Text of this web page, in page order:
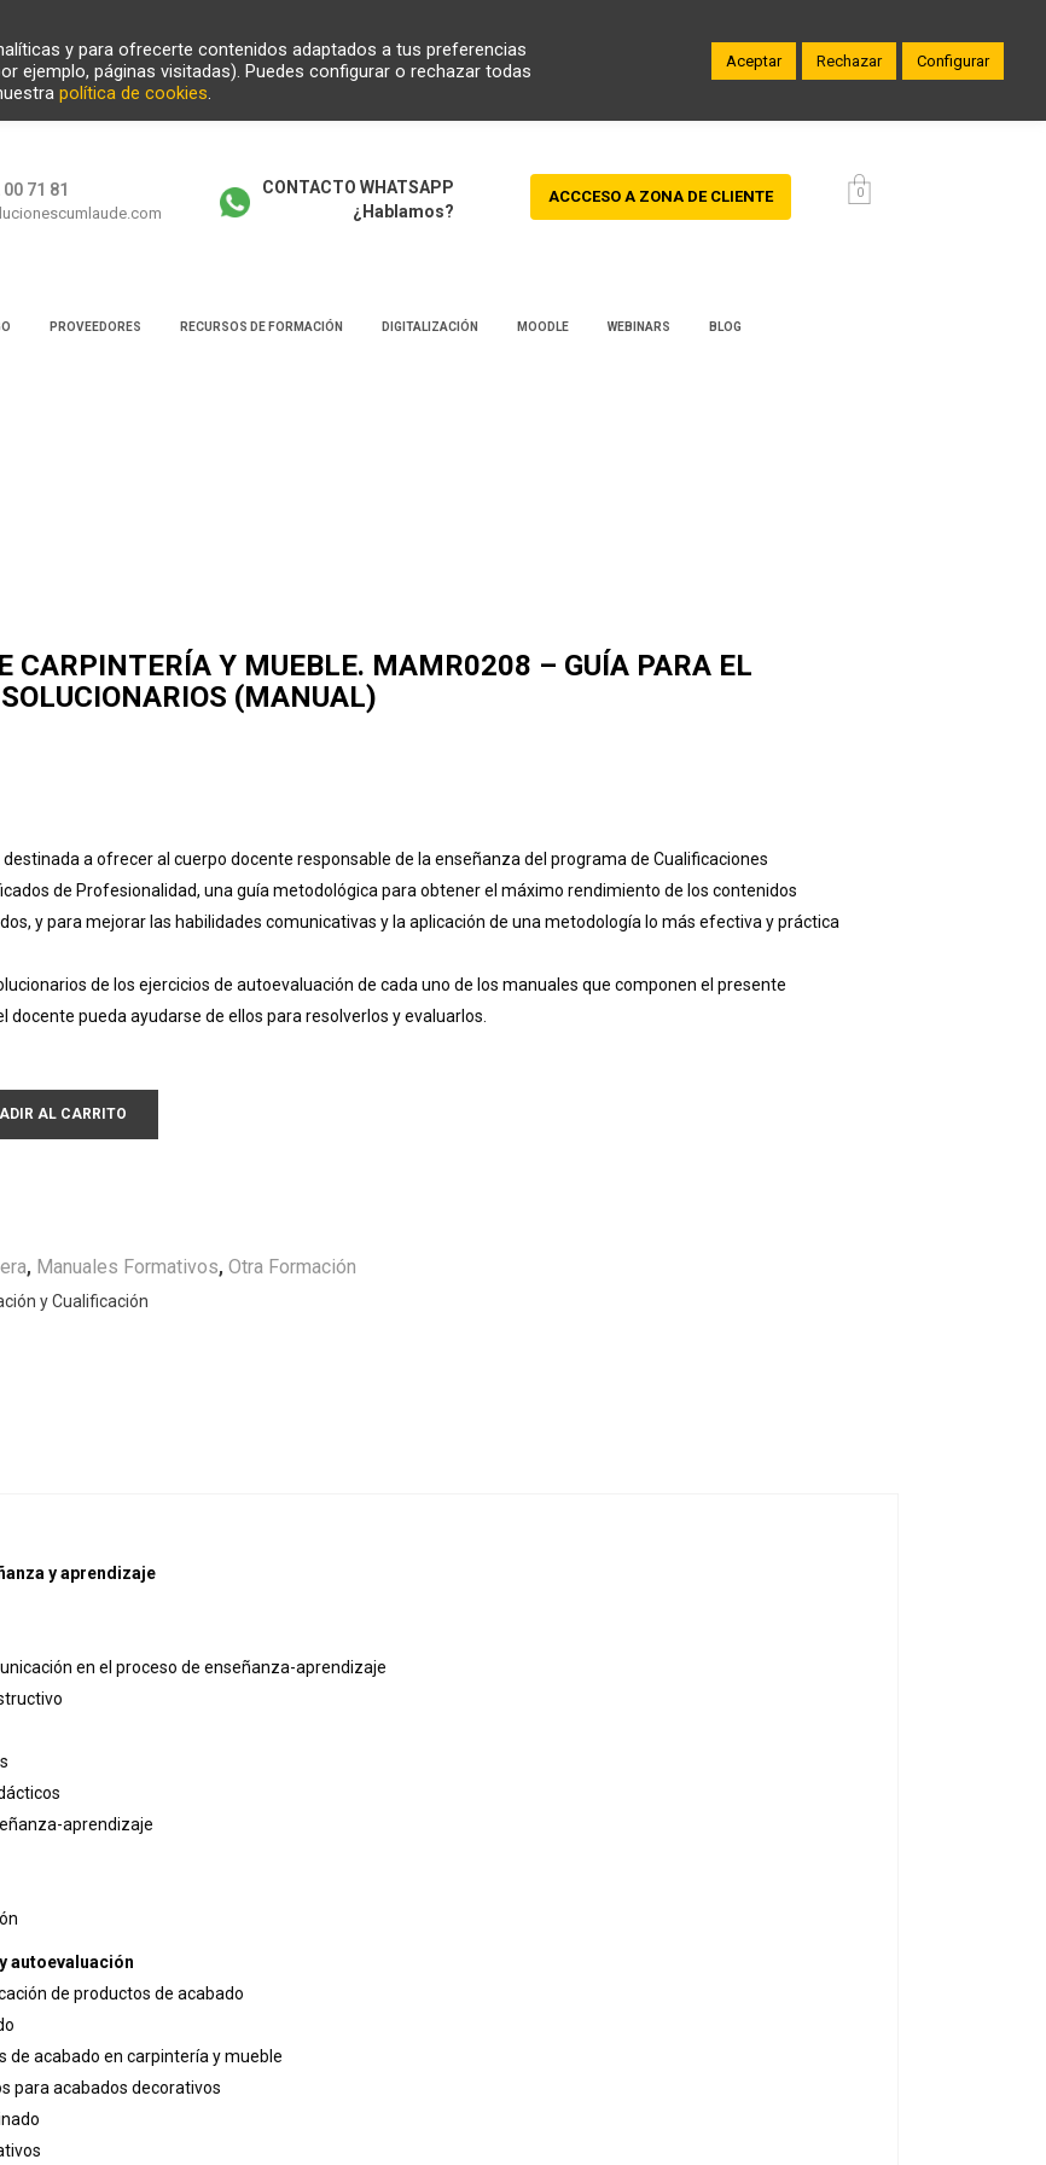
71 81
CONTACTO WHATSAPP
¿Hablamos?
ACCCESO A ZONA DE CLIENTE 0
PROVEEDORES RECURSOS DE FORMACIÓN DIGITALIZACIÓN MOODLE WEBINARS BLOG
CARPINTERÍA Y MUEBLE. MAMR0208 – GUÍA PARA EL
(MANUAL)
a ofrecer al cuerpo docente responsable de la enseñanza del programa de Cualificaciones
de Profesionalidad, una guía metodológica para obtener el máximo rendimiento de los contenidos
y para mejorar las habilidades comunicativas y la aplicación de una metodología lo más efectiva y práctica
de los ejercicios de autoevaluación de cada uno de los manuales que componen el presente
docente pueda ayudarse de ellos para resolverlos y evaluarlos.
AL CARRITO
, Manuales Formativos, Otra Formación
y Cualificación
y aprendizaje
en el proceso de enseñanza-aprendizaje
aprendizaje
autoevaluación
de productos de acabado
de acabado en carpintería y mueble
para acabados decorativos
y para ofrecerte contenidos adaptados a tus preferencias
ejemplo, páginas visitadas). Puedes configurar o rechazar todas
política de cookies.
Aceptar Rechazar Configurar